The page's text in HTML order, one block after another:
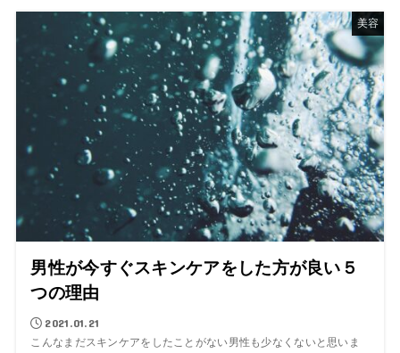
美容
男性が今すぐスキンケアをした方が良い５
つの理由
2021.01.21
こんなまだスキンケアをしたことがない男性も少なくないと思いま